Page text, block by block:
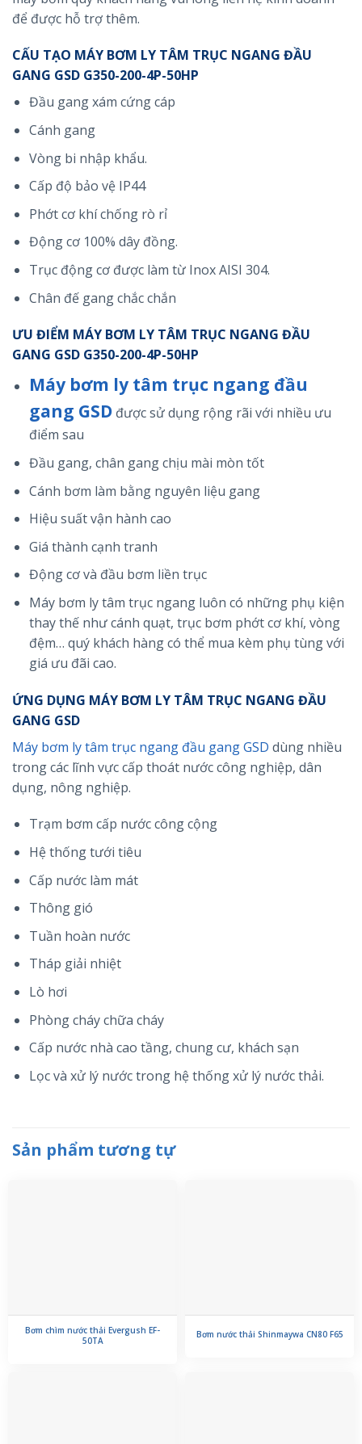
để được hỗ trợ thêm.
CẤU TẠO MÁY BƠM LY TÂM TRỤC NGANG ĐẦU
GANG GSD G350-200-4P-50HP
Đầu gang xám cứng cáp
Cánh gang
Vòng bi nhập khẩu.
Cấp độ bảo vệ IP44
Phớt cơ khí chống rò rỉ
Động cơ 100% dây đồng.
Trục động cơ được làm từ Inox AISI 304.
Chân đế gang chắc chắn
ƯU ĐIỂM MÁY BƠM LY TÂM TRỤC NGANG ĐẦU
GANG GSD G350-200-4P-50HP
Máy bơm ly tâm trục ngang đầu
gang GSDđược sử dụng rộng rãi với nhiều ưu
điểm sau
Đầu gang, chân gang chịu mài mòn tốt
Cánh bơm làm bằng nguyên liệu gang
Hiệu suất vận hành cao
Giá thành cạnh tranh
Động cơ và đầu bơm liền trục
Máy bơm ly tâm trục ngang luôn có những phụ kiện
thay thế như cánh quạt, trục bơm phớt cơ khí, vòng
đệm… quý khách hàng có thể mua kèm phụ tùng với
giá ưu đãi cao.
ỨNG DỤNG MÁY BƠM LY TÂM TRỤC NGANG ĐẦU
GANG GSD
Máy bơm ly tâm trục ngang đầu gang GSD dùng nhiều
trong các lĩnh vực cấp thoát nước công nghiệp, dân
dụng, nông nghiệp.
Trạm bơm cấp nước công cộng
Hệ thống tưới tiêu
Cấp nước làm mát
Thông gió
Tuần hoàn nước
Tháp giải nhiệt
Lò hơi
Phòng cháy chữa cháy
Cấp nước nhà cao tầng, chung cư, khách sạn
Lọc và xử lý nước trong hệ thống xử lý nước thải.
Sản phẩm tương tự
Bơm chìm nước thải Evergush EF-
50TA
Bơm nước thải Shinmaywa CN80 F65